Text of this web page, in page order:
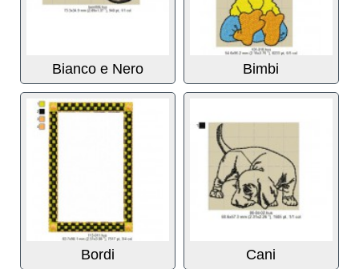
Bianco e Nero Bimbi
Bordi Cani